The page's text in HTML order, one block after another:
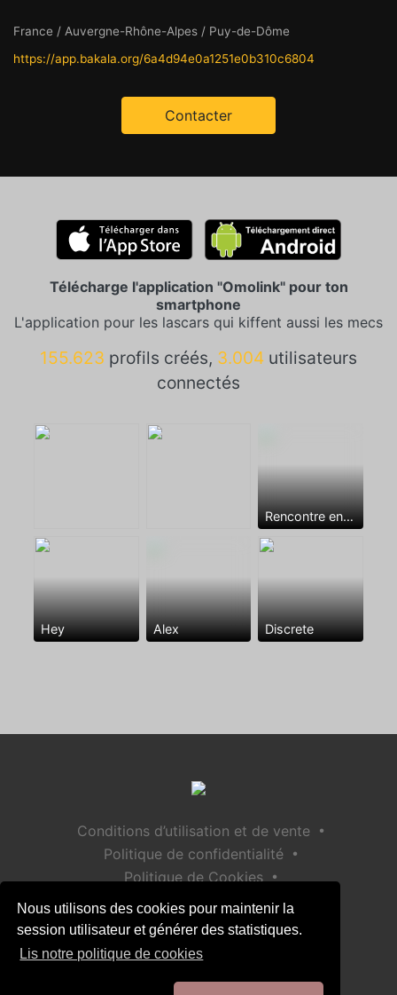
Nous utilisons des cookies pour maintenir la
session utilisateur et générer des statistiques.
Lis notre politique de cookies
France / Auvergne-Rhône-Alpes / Puy-de-Dôme
https://app.bakala.org/6a4d94e0a1251e0b310c6804
Contacter
Télécharge l'application "Omolink" pour ton
smartphone
L'application pour les lascars qui kiffent aussi les mecs
155.623 profils créés, 3.004 utilisateurs
connectés
Rencontre entre mecs
Hey Alex Discrete
Conditions d’utilisation et de vente •
Politique de confidentialité •
Politique de Cookies •
Politique de sécurité des enfants
Aide / Contact